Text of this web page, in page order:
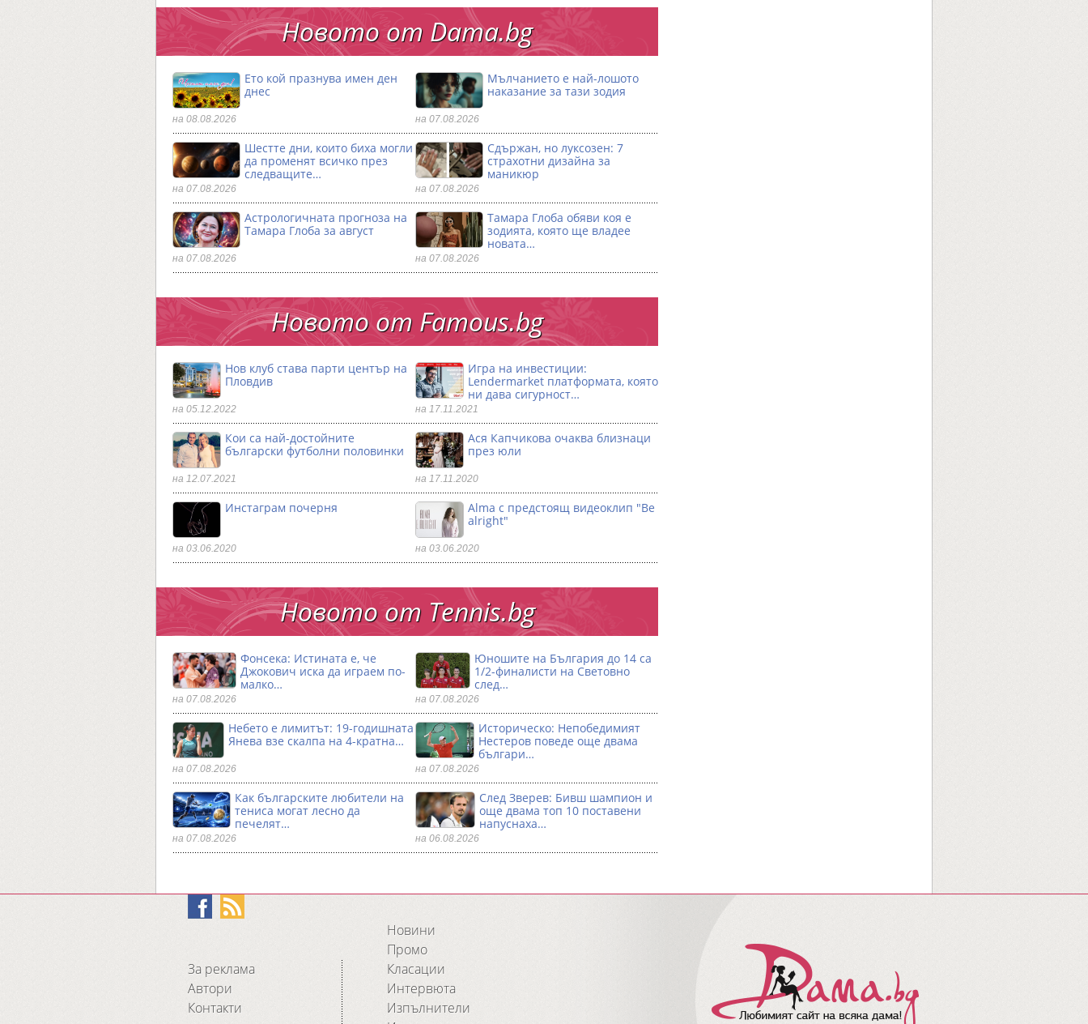
Новото от Dama.bg
Ето кой празнува имен ден
днес
на 08.08.2026
Мълчанието е най-лошото
наказание за тази зодия
на 07.08.2026
Шестте дни, които биха могли
да променят всичко през
следващите…
на 07.08.2026
Сдържан, но луксозен: 7
страхотни дизайна за
маникюр
на 07.08.2026
Астрологичната прогноза на
Тамара Глоба за август
на 07.08.2026
Тамара Глоба обяви коя е
зодията, която ще владее
новата…
на 07.08.2026
Новото от Famous.bg
Нов клуб става парти център на
Пловдив
на 05.12.2022
Игра на инвестиции:
Lendermarket платформата, която
ни дава сигурност…
на 17.11.2021
Кои са най-достойните
български футболни половинки
на 12.07.2021
Ася Капчикова очаква близнаци
през юли
на 17.11.2020
Инстаграм почерня
на 03.06.2020
Alma с предстоящ видеоклип "Be
alright"
на 03.06.2020
Новото от Тennis.bg
Фонсека: Истината е, че
Джокович иска да играем по-
малко…
на 07.08.2026
Юношите на България до 14 са
1/2-финалисти на Световно
след…
на 07.08.2026
Небето е лимитът: 19-годишната
Янева взe скалпа на 4-кратна…
на 07.08.2026
Историческо: Непобедимият
Нестеров поведе още двама
българи…
на 07.08.2026
Как българските любители на
тениса могат лесно да
печелят…
на 07.08.2026
След Зверев: Бивш шампион и
още двама топ 10 поставени
напуснаха…
на 06.08.2026
За реклама
Автори
Контакти
Новини
Промо
Класации
Интервюта
Изпълнители